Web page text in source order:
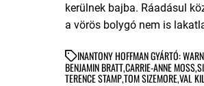
kerülnek bajba. Ráadásul
a vörös bolygó nem is
INANTONY HOFFMAN GYÁRTÓ:
BENJAMIN BRATT,CARRIE-ANNE MOSS,
TERENCE STAMP,TOM SIZEMORE,VAL